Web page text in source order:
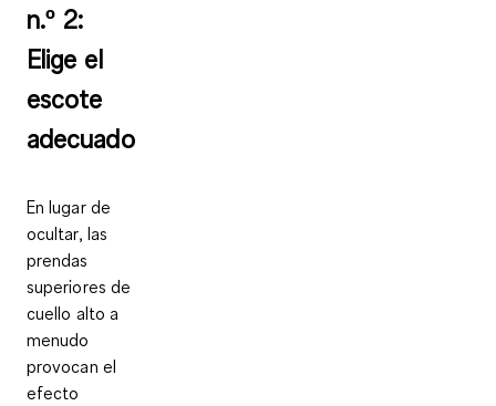
n.º 2:
Elige el
escote
adecuado
En lugar de
ocultar, las
prendas
superiores de
cuello alto a
menudo
provocan el
efecto